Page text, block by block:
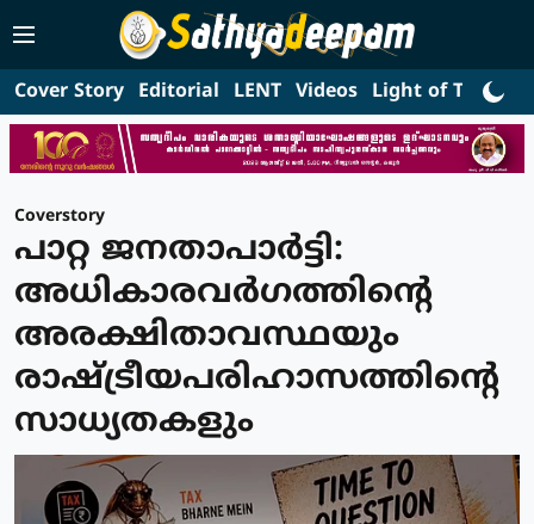
Cover Story Editorial LENT Videos Light of Truth
Coverstory
പാറ്റ ജനതാപാർട്ടി:
അധികാരവർഗത്തിന്റെ
അരക്ഷിതാവസ്ഥയും
രാഷ്ട്രീയപരിഹാസത്തിന്റെ
സാധ്യതകളും